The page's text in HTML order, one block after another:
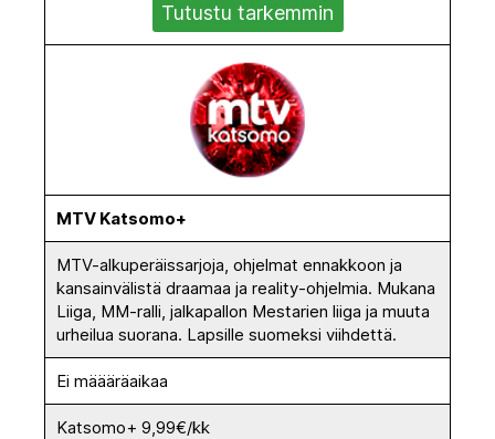
Tutustu tarkemmin
MTV Katsomo+
MTV-alkuperäissarjoja, ohjelmat ennakkoon ja
kansainvälistä draamaa ja reality-ohjelmia. Mukana
Liiga, MM-ralli, jalkapallon Mestarien liiga ja muuta
urheilua suorana. Lapsille suomeksi viihdettä.
Ei määäräaikaa
Katsomo+ 9,99€/kk